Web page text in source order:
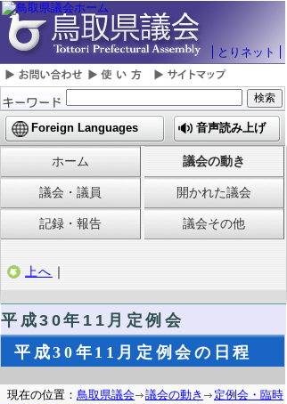
とりネット
Foreign Languages 音声読み上げ
ホーム 議会の動き
議会・議員 開かれた議会
記録・報告 議会その他
上へ ｜
平成30年11月定例会
平成30年11月定例会の日程
現在の位置： 鳥取県議会 議会の動き
定例会・臨時